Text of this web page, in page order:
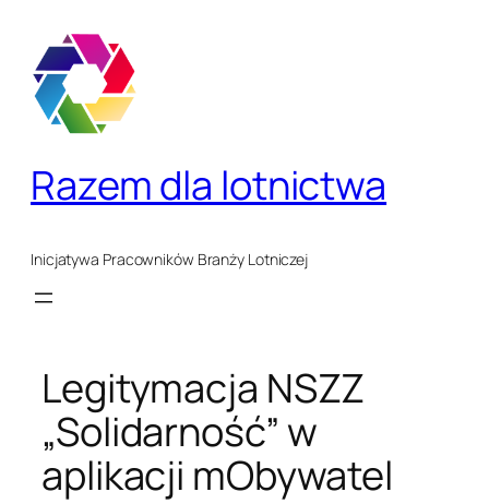
treści
Razem dla lotnictwa
Inicjatywa Pracowników Branży Lotniczej
Legitymacja NSZZ
„Solidarność” w
aplikacji mObywatel